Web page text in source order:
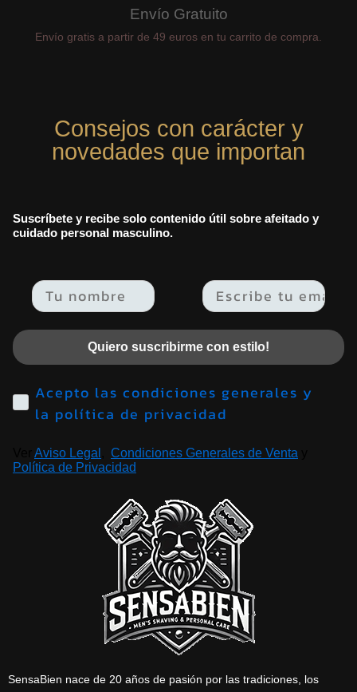
Envío Gratuito
Envío gratis a partir de 49 euros en tu carrito de compra.
Consejos con carácter y
novedades que importan
Suscríbete y recibe solo contenido útil sobre afeitado y
cuidado personal masculino.
Email
Quiero suscribirme con estilo!
Acepto las condiciones generales y
la política de privacidad
Aviso Legal Condiciones Generales de Venta
Política de Privacidad
SensaBien nace de 20 años de pasión por las tradiciones, los